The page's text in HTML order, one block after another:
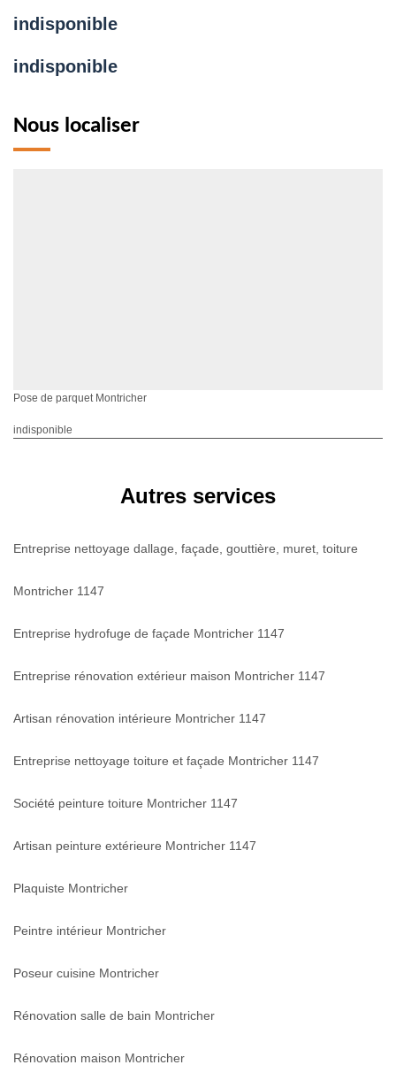
indisponible
indisponible
Nous localiser
Pose de parquet Montricher
indisponible
Autres services
Entreprise nettoyage dallage, façade, gouttière, muret, toiture
Montricher 1147
Entreprise hydrofuge de façade Montricher 1147
Entreprise rénovation extérieur maison Montricher 1147
Artisan rénovation intérieure Montricher 1147
Entreprise nettoyage toiture et façade Montricher 1147
Société peinture toiture Montricher 1147
Artisan peinture extérieure Montricher 1147
Plaquiste Montricher
Peintre intérieur Montricher
Poseur cuisine Montricher
Rénovation salle de bain Montricher
Rénovation maison Montricher